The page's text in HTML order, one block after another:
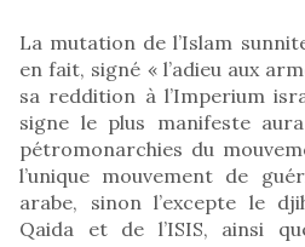
La mutation de l’Islam
en fait, signé « l’adieu aux
sa reddition à l’Imperium
signe le plus manifeste
pétromonarchies du
l’unique mouvement de
arabe, sinon l’excepte le
Qaida et de l’ISIS, ainsi